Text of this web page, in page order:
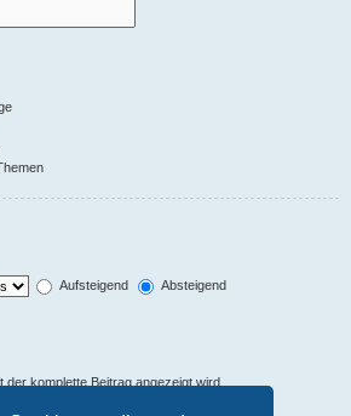
Aufsteigend
Absteigend
der komplette Beitrag angezeigt wird.